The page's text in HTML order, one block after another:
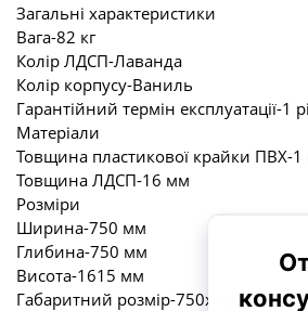
Загальні характеристики
Вага-82 кг
Колір ЛДСП-Лаванда
Колір корпусу-Ваниль
Гарантійний термін експлуатації-1
Матеріали
Товщина пластикової крайки ПВХ-
Товщина ЛДСП-16 мм
Розміри
Ширина-750 мм
Глибина-750 мм
Висота-1615 мм
Габаритний розмір-750x750x1615